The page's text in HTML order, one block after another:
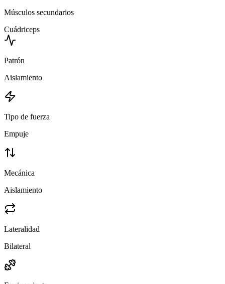
Músculos secundarios
Cuádriceps
Patrón
Aislamiento
Tipo de fuerza
Empuje
Mecánica
Aislamiento
Lateralidad
Bilateral